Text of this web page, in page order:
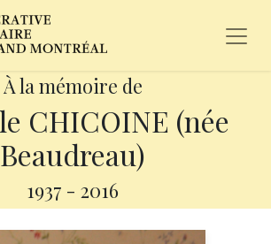
À la mémoire de
CHICOINE (née
Beaudreau)
1937 - 2016